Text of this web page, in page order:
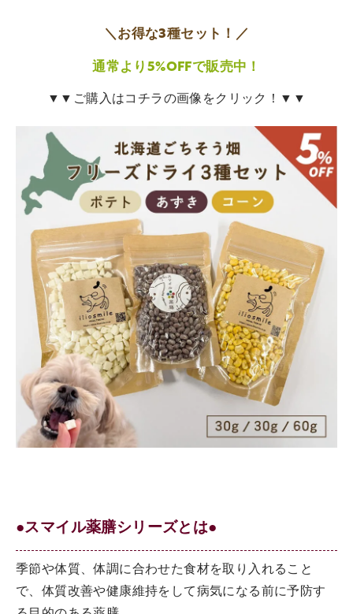
＼お得な3種セット！／
通常より5%OFFで販売中！
▼▼ご購入はコチラの画像をクリック！▼▼
●スマイル薬膳シリーズとは●
季節や体質、体調に合わせた食材を取り入れること
で、体質改善や健康維持をして病気になる前に予防す